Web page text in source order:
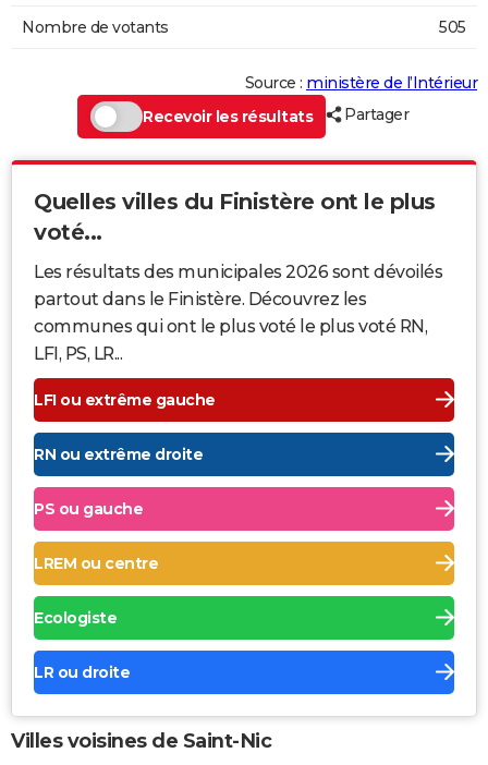
Nombre de votants 505
Source : ministère de l’Intérieur
Recevoir les résultats
Partager
Quelles villes du Finistère ont le plus
voté...
Les résultats des municipales 2026 sont dévoilés
partout dans le Finistère. Découvrez les
communes qui ont le plus voté le plus voté RN,
LFI, PS, LR...
LFI ou extrême gauche
RN ou extrême droite
PS ou gauche
LREM ou centre
Ecologiste
LR ou droite
Villes voisines de Saint-Nic